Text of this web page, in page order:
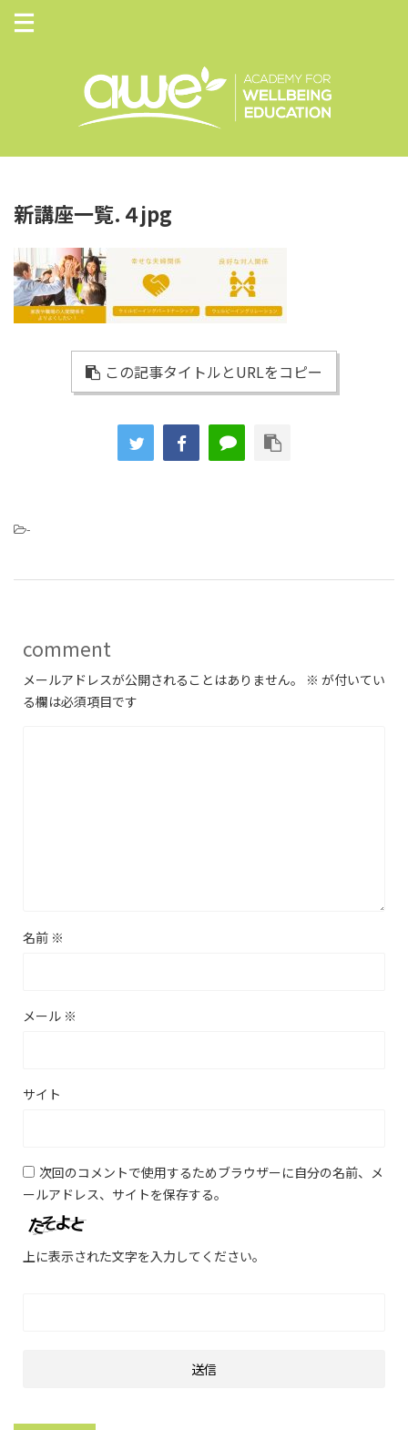
新講座一覧.４jpg
この記事タイトルとURLをコピー
-
comment
メールアドレスが公開されることはありません。 ※ が付いてい
る欄は必須項目です
名前 ※
メール ※
サイト
次回のコメントで使用するためブラウザーに自分の名前、メ
ールアドレス、サイトを保存する。
上に表示された文字を入力してください。